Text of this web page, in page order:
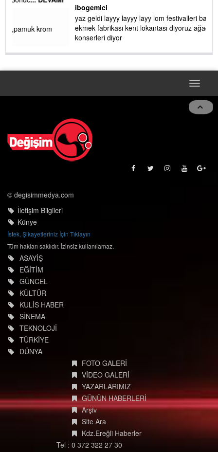
yaz geldi layyy layyy layy lom festivalleri başladı biz halk
ekmek fabrikası kent lokantası diyoruz ağacum yaz
Toggle
© degisimmedya.com
İletişim Bilgileri
Künye
İstek, Şikayetleriniz İçin Tıklayın
Tüm hakları saklıdır. İzinsiz kullanılamaz.
ASAYİŞ
EĞİTİM
GÜNCEL
KÜLTÜR
KULİS HABER
SİNEMA
TEKNOLOJİ
TÜRKİYE
DÜNYA
FOTO GALERİ
VİDEO GALERİ
YAZARLARIMIZ
GÜNÜN HABERLERİ
Arşiv
Site Ara
Kdz.Ereğli Haberler
Tel : 0 372 322 27 30